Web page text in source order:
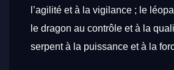
l’agilité et à la vigilance ; le
le dragon au contrôle et à la
serpent à la puissance et à la